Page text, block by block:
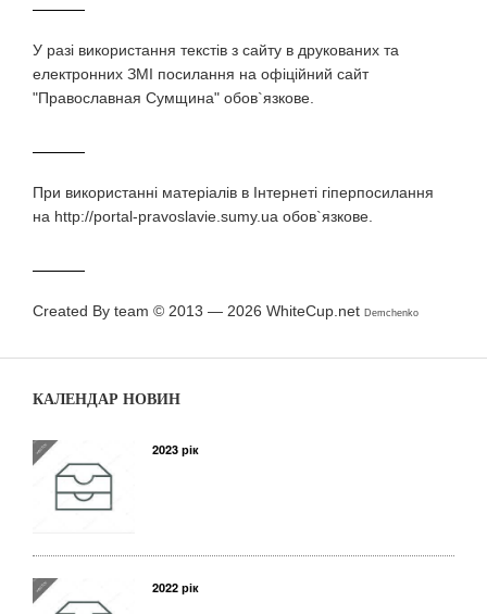
У разi використання текстiв з сайту в друкованих та
електронних ЗМI посилання на офіційний сайт
"Православная Сумщина" обов`язкове.
При використаннi матерiалiв в Iнтернетi гiперпосилання
на http://portal-pravoslavie.sumy.ua обов`язкове.
Created By team © 2013 — 2026 WhiteCup.net Demchenko
КАЛЕНДАР НОВИН
2023 рік
2022 рік